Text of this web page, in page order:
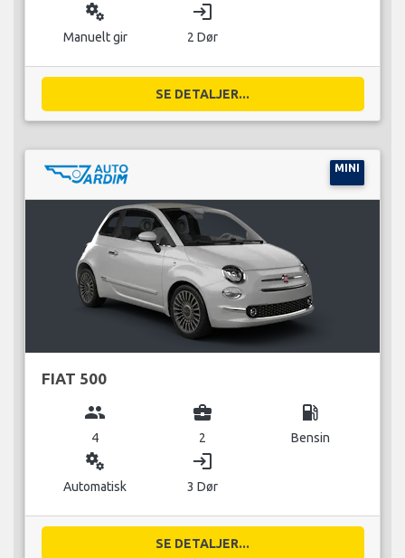
miscellaneous_services
Manuelt gir
login
2 Dør
SE DETALJER...
MINI
FIAT 500
group
4
business_center
2
local_gas_station
Bensin
miscellaneous_services
Automatisk
login
3 Dør
SE DETALJER...